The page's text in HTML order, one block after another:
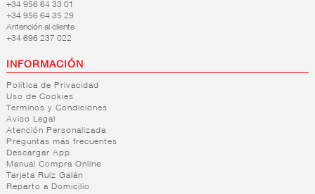
+34 956 64 33 01
+34 956 64 35 29
Antención al cliente
+34 696 237 022
INFORMACIÓN
Política de Privacidad
Uso de Cookies
Terminos y Condiciones
Aviso Legal
Atención Personalizada
Preguntas más frecuentes
Descargar App
Manual Compra Online
Tarjeta Ruiz Galán
Reparto a Domicilio